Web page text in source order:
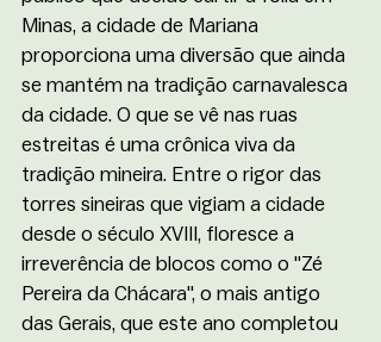
Minas, a cidade de Mariana
proporciona uma diversão que ainda
se mantém na tradição carnavalesca
da cidade. O que se vê nas ruas
estreitas é uma crônica viva da
tradição mineira. Entre o rigor das
torres sineiras que vigiam a cidade
desde o século XVIII, floresce a
irreverência de blocos como o "Zé
Pereira da Chácara", o mais antigo
das Gerais, que este ano completou